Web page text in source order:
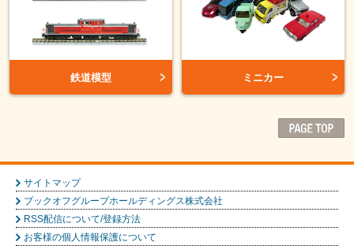
鉄道模型 ミニカー
サイトマップ
ブックオフグループホールディングス株式会社
RSS配信について/登録方法
お客様の個人情報保護について